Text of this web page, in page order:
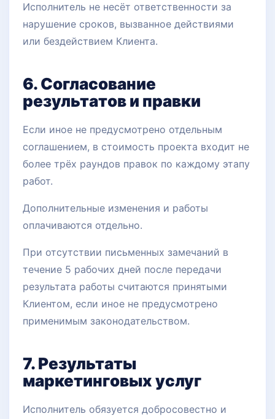
Исполнитель не несёт ответственности за
нарушение сроков, вызванное действиями
или бездействием Клиента.
6. Согласование
результатов и правки
Если иное не предусмотрено отдельным
соглашением, в стоимость проекта входит не
более трёх раундов правок по каждому этапу
работ.
Дополнительные изменения и работы
оплачиваются отдельно.
При отсутствии письменных замечаний в
течение 5 рабочих дней после передачи
результата работы считаются принятыми
Клиентом, если иное не предусмотрено
применимым законодательством.
7. Результаты
маркетинговых услуг
Исполнитель обязуется добросовестно и